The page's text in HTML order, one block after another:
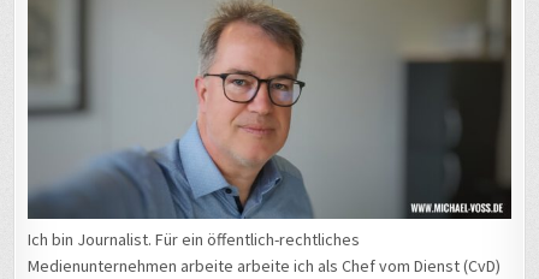
Ich bin Journalist. Für ein öffentlich-rechtliches
Medienunternehmen arbeite arbeite ich als Chef vom Dienst (CvD)